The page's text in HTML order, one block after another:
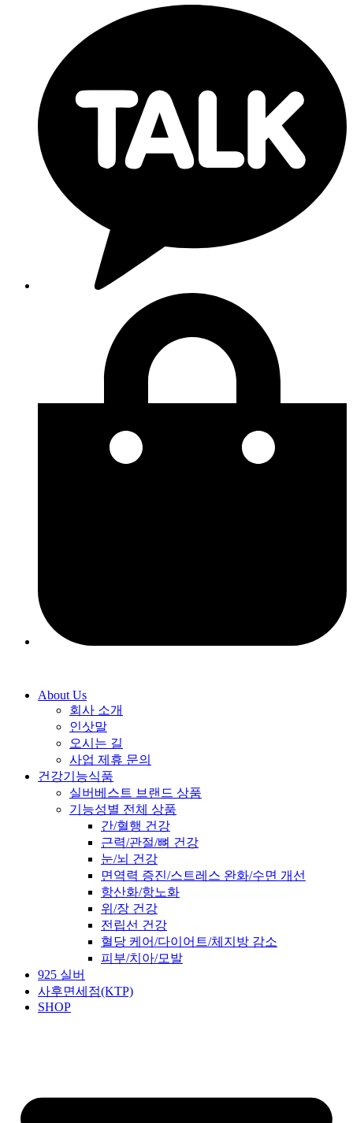
About Us
회사 소개
인삿말
오시는 길
사업 제휴 문의
건강기능식품
실버베스트 브랜드 상품
기능성별 전체 상품
간/혈행 건강
근력/관절/뼈 건강
눈/뇌 건강
면역력 증진/스트레스 완화/수면 개선
항산화/항노화
위/장 건강
전립선 건강
혈당 케어/다이어트/체지방 감소
피부/치아/모발
925 실버
사후면세점(KTP)
SHOP